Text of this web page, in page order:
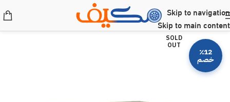
Skip to navigation
Skip to main content
SOLD
OUT
٪12
خصم